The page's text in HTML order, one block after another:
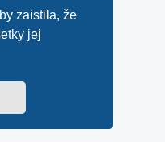
zaistila, že
jej